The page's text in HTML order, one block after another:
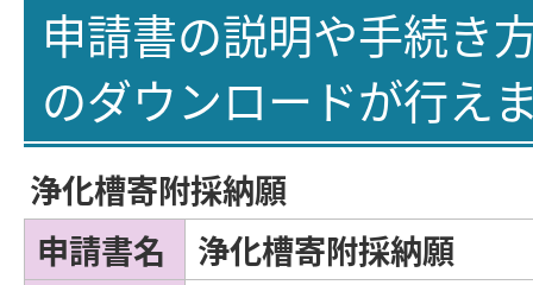
申請書の説明や手続き
のダウンロードが行え
浄化槽寄附採納願
申請書名
浄化槽寄附採納願